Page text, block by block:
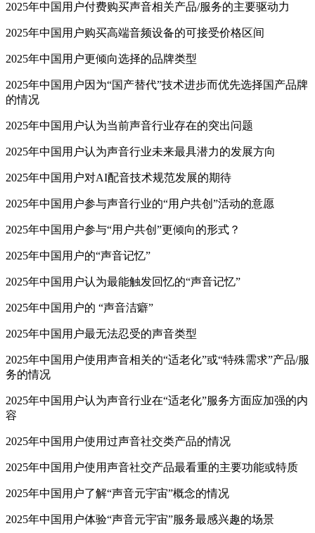
2025年中国用户付费购买声音相关产品/服务的主要驱动力
2025年中国用户购买高端音频设备的可接受价格区间
2025年中国用户更倾向选择的品牌类型
2025年中国用户因为“国产替代”技术进步而优先选择国产品牌
的情况
2025年中国用户认为当前声音行业存在的突出问题
2025年中国用户认为声音行业未来最具潜力的发展方向
2025年中国用户对AI配音技术规范发展的期待
2025年中国用户参与声音行业的“用户共创”活动的意愿
2025年中国用户参与“用户共创”更倾向的形式？
2025年中国用户的“声音记忆”
2025年中国用户认为最能触发回忆的“声音记忆”
2025年中国用户的 “声音洁癖”
2025年中国用户最无法忍受的声音类型
2025年中国用户使用声音相关的“适老化”或“特殊需求”产品/服
务的情况
2025年中国用户认为声音行业在“适老化”服务方面应加强的内
容
2025年中国用户使用过声音社交类产品的情况
2025年中国用户使用声音社交产品最看重的主要功能或特质
2025年中国用户了解“声音元宇宙”概念的情况
2025年中国用户体验“声音元宇宙”服务最感兴趣的场景